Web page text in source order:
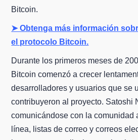
Bitcoin.
➤ Obtenga más información
el protocolo Bitcoin.
Durante los primeros meses de
Bitcoin comenzó a crecer
desarrolladores y usuarios que se
contribuyeron al proyecto. Satoshi
comunicándose con la comunidad
línea, listas de correo y correos